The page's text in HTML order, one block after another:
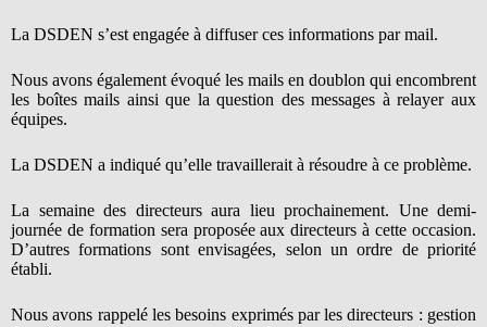
La DSDEN s’est engagée à diffuser ces informations par mail.
Nous avons également évoqué les mails en doublon qui encombrent
les boîtes mails ainsi que la question des messages à relayer aux
équipes.
La DSDEN a indiqué qu’elle travaillerait à résoudre à ce problème.
La semaine des directeurs aura lieu prochainement. Une demi-
journée de formation sera proposée aux directeurs à cette occasion.
D’autres formations sont envisagées, selon un ordre de priorité
établi.
Nous avons rappelé les besoins exprimés par les directeurs : gestion